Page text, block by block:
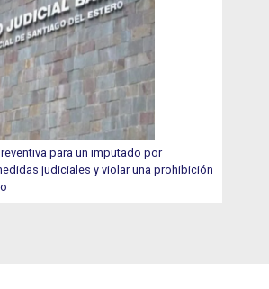
para un imputado por
judiciales y violar una prohibición